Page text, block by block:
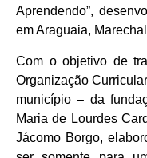
Aprendendo”,
em Araguaia,
Com o objetivo de
Organização
município – da
Maria de Lourdes
Jácomo Borgo,